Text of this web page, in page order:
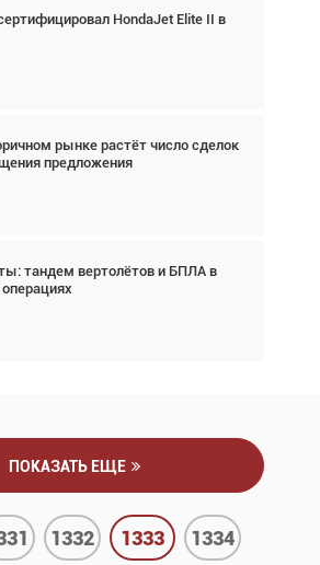
HondaJet Elite II в
рынке растёт число сделок
предложения
тандем вертолётов и БПЛА в
Дэйв Кох: «Фотография
себя... а ИИ всё портит»
поставок сохраняются
– это актив. Подходите к
образом
ПОКАЗАТЬ ЕЩЕ
1332 1333 1334